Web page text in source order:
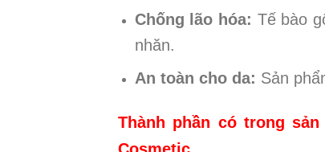
Chống lão hóa: Tế bào
nhăn.
An toàn cho da: Sản
Thành phần có trong